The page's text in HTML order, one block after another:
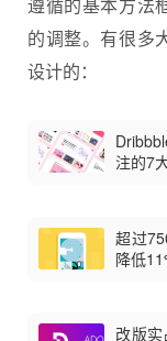
遵循的基本方法
的调整。有很多
设计的：
注的7
超过
降低
改版